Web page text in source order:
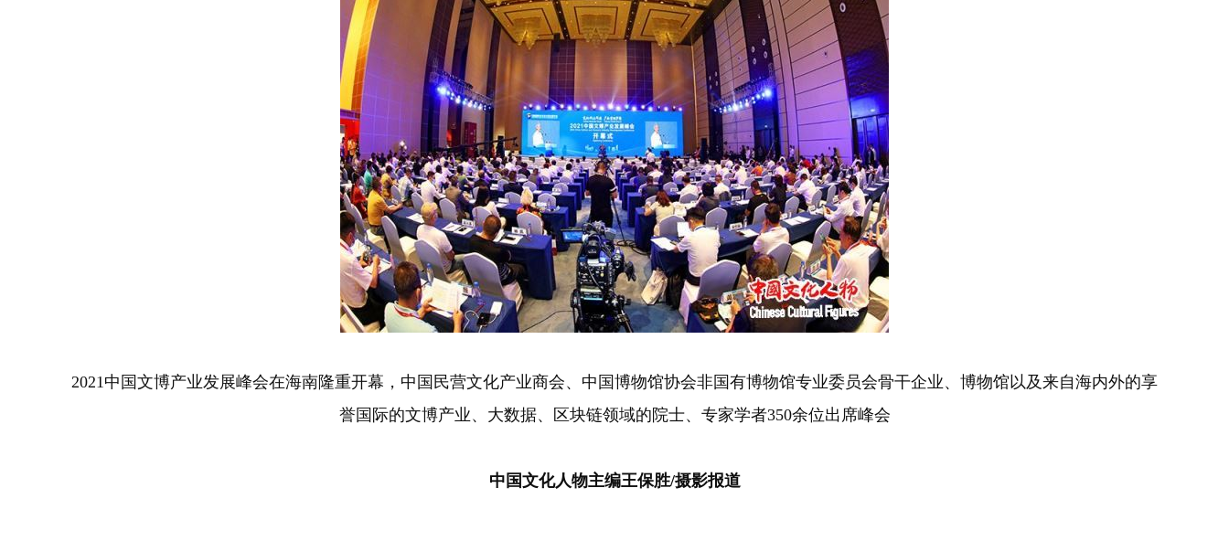
2021中国文博产业发展峰会在海南隆重开幕，中国民营文化产业商会、中国博物馆协会非国有博物馆专业委员会骨干企业、博物馆以及来自海内外的享
誉国际的文博产业、大数据、区块链领域的院士、专家学者350余位出席峰会
中国文化人物主编王保胜/摄影报道